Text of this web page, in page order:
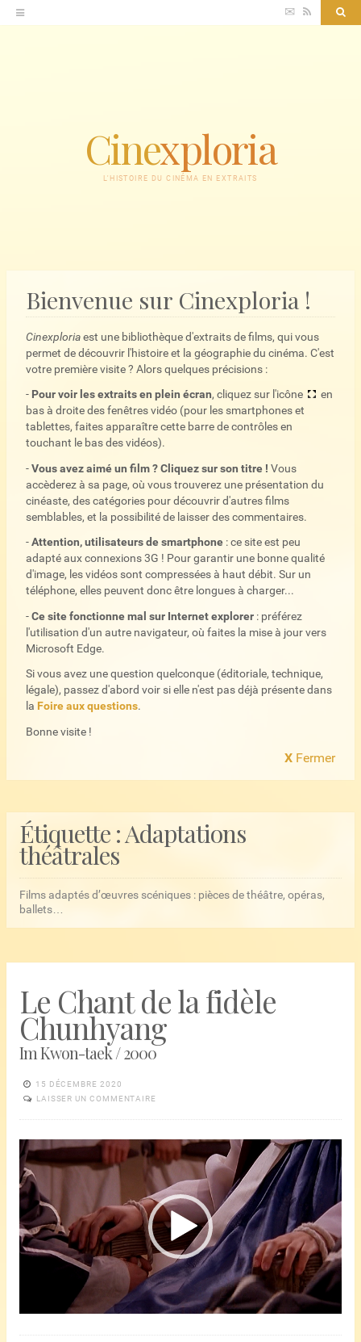
Accéder
au
✉ RSS
Cinexploria
L'HISTOIRE DU CINÉMA EN EXTRAITS
Bienvenue sur Cinexploria !
Cinexploriaest une bibliothèque d'extraits de films, qui vous
permet de découvrir l'histoire et la géographie du cinéma. C'est
votre première visite ? Alors quelques précisions :
- Pour voir les extraits en plein écran, cliquez sur l'icône
en
bas à droite des fenêtres vidéo (pour les smartphones et
tablettes, faites apparaître cette barre de contrôles en
touchant le bas des vidéos).
-Vous avez aimé un film ? Cliquez sur son titre ! Vous
accèderez à sa page, où vous trouverez une présentation du
cinéaste, des catégories pour découvrir d'autres films
semblables, et la possibilité de laisser des commentaires.
-Attention, utilisateurs de smartphone : ce site est peu
adapté aux connexions 3G ! Pour garantir une bonne qualité
d'image, les vidéos sont compressées à haut débit. Sur un
téléphone, elles peuvent donc être longues à charger...
-Ce site fonctionne mal sur Internet explorer : préférez
l'utilisation d'un autre navigateur, où faites la mise à jour vers
Microsoft Edge.
Si vous avez une question quelconque (éditoriale, technique,
légale), passez d'abord voir si elle n'est pas déjà présente dans
la Foire aux questions.
Bonne visite !
X Fermer
Étiquette :Adaptations
théâtrales
Films adaptés d’œuvres scéniques : pièces de théâtre, opéras,
ballets…
Le Chant de la fidèle
Chunhyang
Im Kwon-taek / 2000
15 DÉCEMBRE 2020
LAISSER UN COMMENTAIRE
Lecteur
vidéo